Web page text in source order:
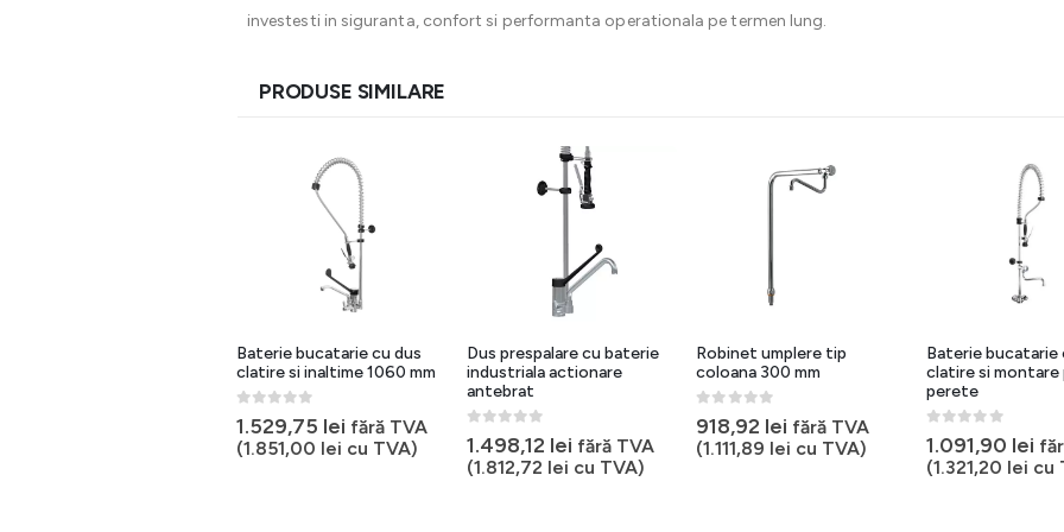
investesti in siguranta, confort si performanta operationala pe termen lung.
PRODUSE SIMILARE
Baterie bucatarie cu dus
clatire si inaltime 1060 mm
0 out of 5
1.529,75 lei fără TVA
(1.851,00 lei cu TVA)
Dus prespalare cu baterie
industriala actionare
antebrat
0 out of 5
1.498,12 lei fără TVA
(1.812,72 lei cu TVA)
Robinet umplere tip
coloana 300 mm
0out of 5
918,92 lei fără TVA
(1.111,89 lei cu TVA)
Baterie bucatarie
clatire si montare
perete
0 out of 5
1.091,90 lei
(1.321,20 lei cu